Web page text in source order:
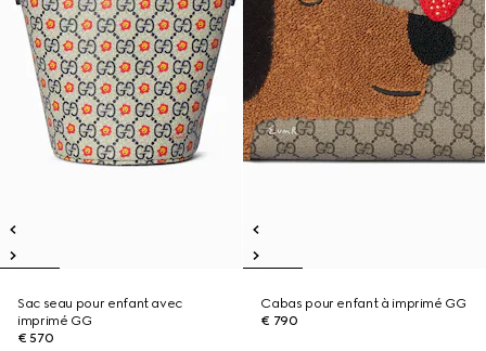
Sac seau pour enfant avec
imprimé GG
€ 570
Cabas pour enfant à imprimé GG
€ 790